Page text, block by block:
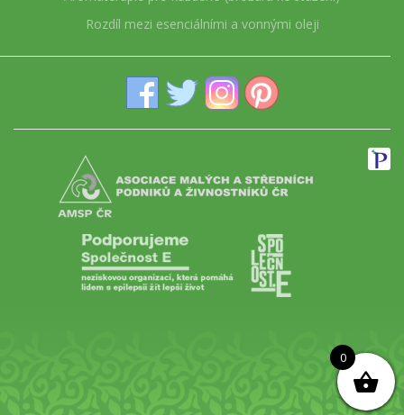
Rozdíl mezi esenciálními a vonnými oleji
0